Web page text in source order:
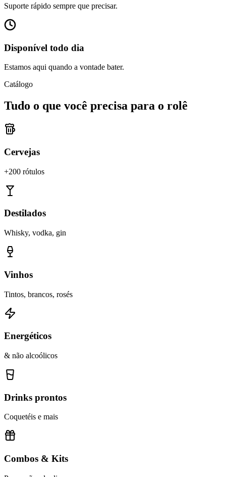
Suporte rápido sempre que precisar.
Disponível todo dia
Estamos aqui quando a vontade bater.
Catálogo
Tudo o que você precisa para o rolê
Cervejas
+200 rótulos
Destilados
Whisky, vodka, gin
Vinhos
Tintos, brancos, rosés
Energéticos
& não alcoólicos
Drinks prontos
Coquetéis e mais
Combos & Kits